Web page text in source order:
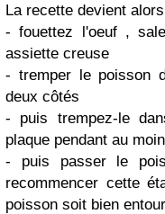
La recette devient
- fouettez l'oeuf ,
assiette creuse
- tremper le poisson
deux côtés
- puis trempez-le
plaque pendant au
- puis passer le
recommencer cette
poisson soit bien